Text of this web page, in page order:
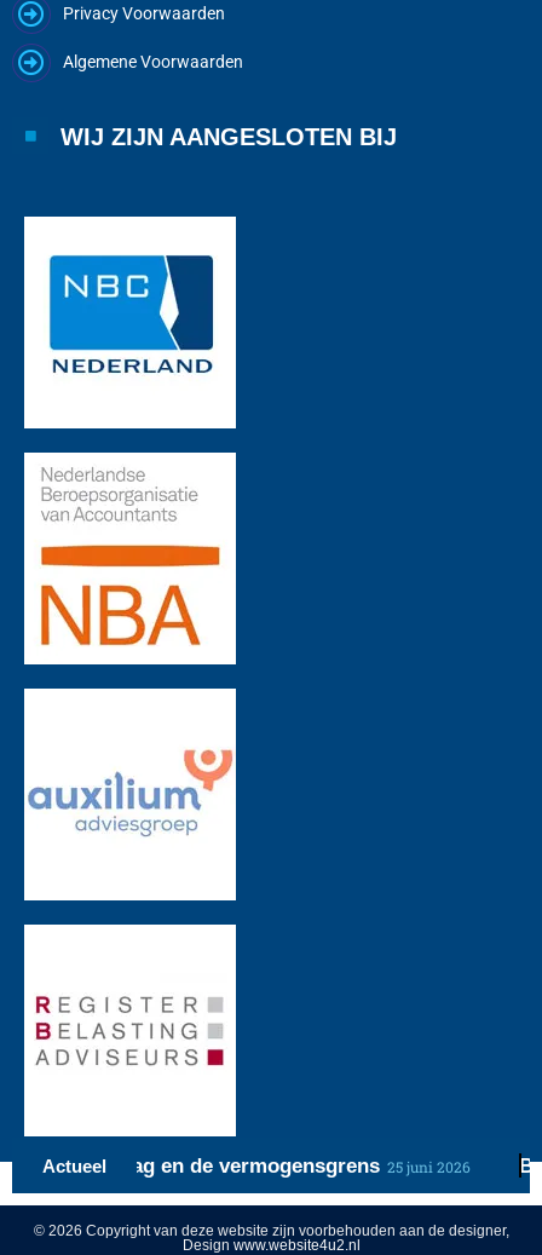
Privacy Voorwaarden
Algemene Voorwaarden
WIJ ZIJN AANGESLOTEN BIJ
Actueel
Huurtoeslag en de vermogensgrens 25 juni 2026
© 2026 Copyright van deze website zijn voorbehouden aan de designer,
Design www.website4u2.nl